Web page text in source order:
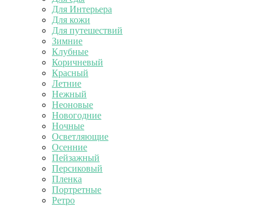
Для Интерьера
Для кожи
Для путешествий
Зимние
Клубные
Коричневый
Красный
Летние
Нежный
Неоновые
Новогодние
Ночные
Осветляющие
Осенние
Пейзажный
Персиковый
Пленка
Портретные
Ретро